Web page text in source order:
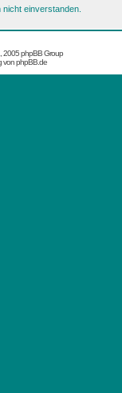
nicht einverstanden.
phpBB Group
vonphpBB.de